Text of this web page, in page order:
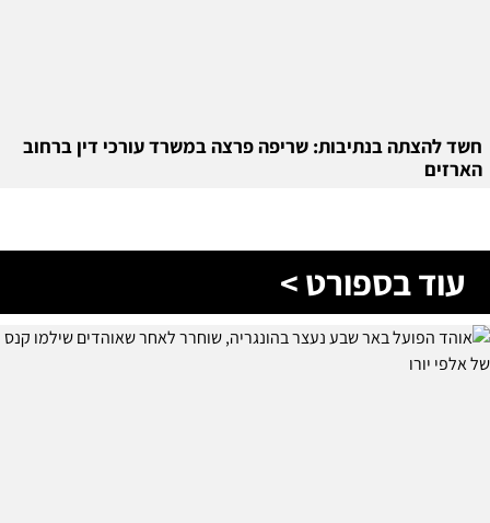
חשד להצתה בנתיבות: שריפה פרצה במשרד עורכי דין ברחוב
הארזים
עוד בספורט >